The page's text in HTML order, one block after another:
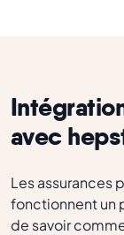
avec
Les assurances
fonctionnent un
de savoir